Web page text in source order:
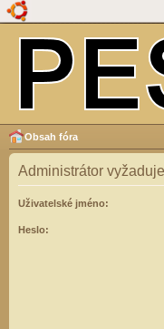
Obsah fóra
Administrátor
Uživatelské jméno:
Heslo: